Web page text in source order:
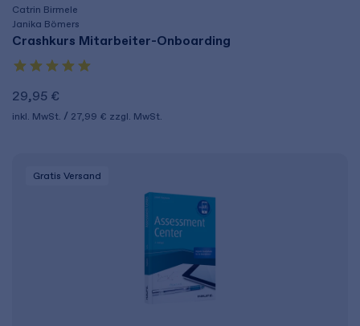
Catrin Birmele
Janika Bömers
Crashkurs Mitarbeiter-Onboarding
29,95 €
inkl. MwSt. 27,99 € zzgl. MwSt.
Gratis Versand